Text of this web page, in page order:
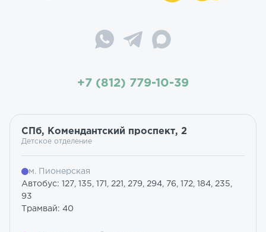
+7 (812) 779-10-39
СПб, Комендантский проспект, 2
Детское отделение
м. Пионерская
Автобус: 127, 135, 171, 221, 279, 294, 76, 172, 184, 235,
93
Трамвай: 40